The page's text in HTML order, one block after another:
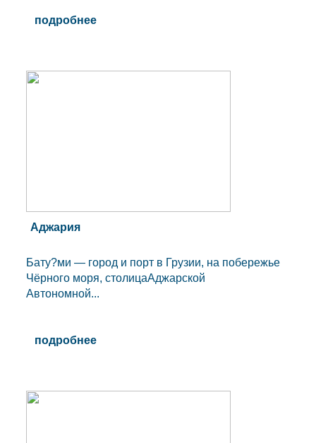
подробнее
Аджария
Бату?ми — город и порт в Грузии, на побережье
Чёрного моря, столицаАджарской
Автономной...
подробнее